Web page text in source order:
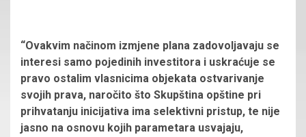
“Ovakvim načinom izmjene plana zadovoljavaju se
interesi samo pojedinih investitora i uskraćuje se
pravo ostalim vlasnicima objekata ostvarivanje
svojih prava, naročito što Skupština opštine pri
prihvatanju inicijativa ima selektivni pristup, te nije
jasno na osnovu kojih parametara usvajaju,